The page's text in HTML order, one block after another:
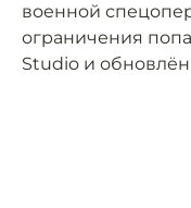
военной
ограничения
Studio и